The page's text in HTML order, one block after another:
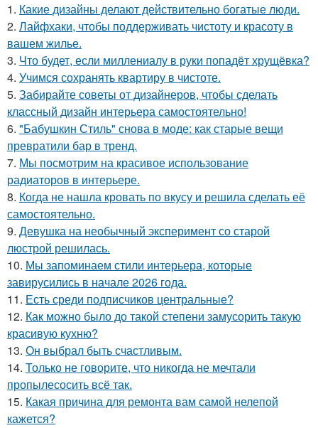
1. Какие дизайны делают действительно богатые люди.
2. Лайфхаки, чтобы поддерживать чистоту и красоту в
вашем жилье.
3. Что будет, если миллениалу в руки попадёт хрущёвка?
4. Учимся сохранять квартиру в чистоте.
5. Забирайте советы от дизайнеров, чтобы сделать
классный дизайн интерьера самостоятельно!
6. "Бабушкин Стиль" снова в моде: как старые вещи
превратили бар в тренд.
7. Мы посмотрим на красивое использование
радиаторов в интерьере.
8. Когда не нашла кровать по вкусу и решила сделать её
самостоятельно.
9. Девушка на необычный эксперимент со старой
люстрой решилась.
10. Мы запоминаем стили интерьера, которые
завирусились в начале 2026 года.
11. Есть среди подписчиков центральные?
12. Как можно было до такой степени замусорить такую
красивую кухню?
13. Он выбрал быть счастливым.
14. Только не говорите, что никогда не мечтали
пропылесосить всё так.
15. Какая причина для ремонта вам самой нелепой
кажется?